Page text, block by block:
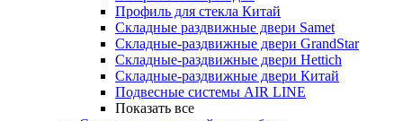
Профиль для стекла Китай
Складные раздвижные двери Samet
Складные-раздвижные двери GrandStar
Складные-раздвижные двери Hettich
Складные-раздвижные двери Китай
Подвесные системы AIR LINE
Показать все